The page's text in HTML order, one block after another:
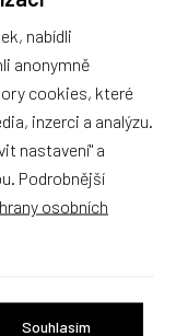
buďte první, kdo
nabídli
anonymně
cookies, které
inzerci a analýzu.
nastavení" a
Podrobnější
osobních
Souhlasím